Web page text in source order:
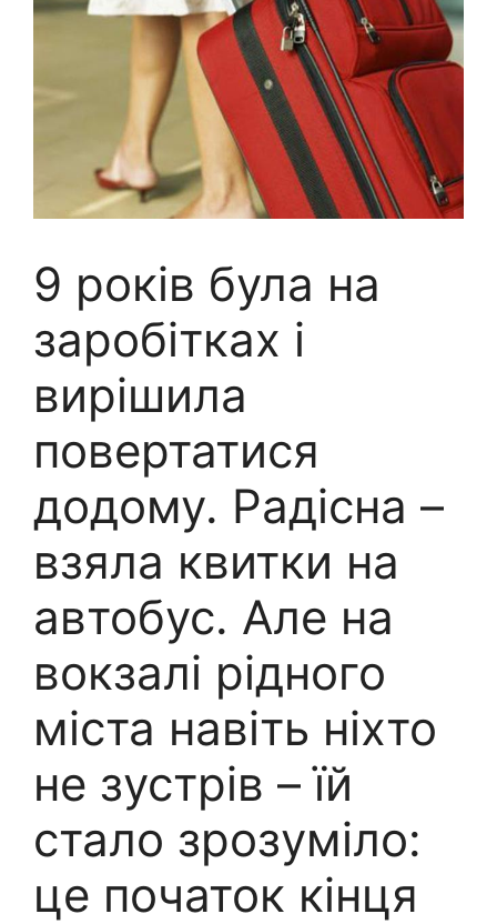
9 років була на
заробітках і
вирішила
повертатися
додому. Радісна –
взяла квитки на
автобус. Але на
вокзалі рідного
міста навіть ніхто
не зустрів – їй
стало зрозуміло:
це початок кінця